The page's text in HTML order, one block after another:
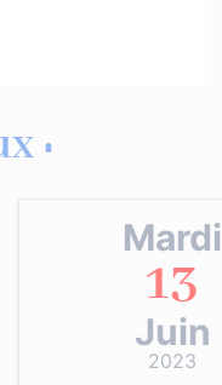
:
Mardi
13
Juin
2023